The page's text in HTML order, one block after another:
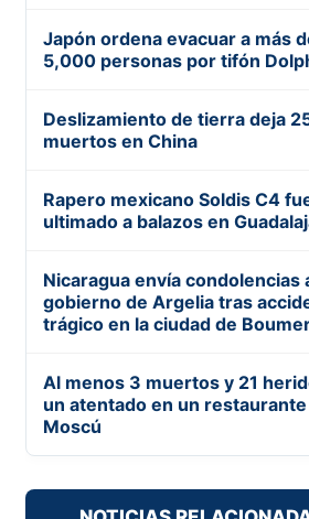
Japón ordena evacuar a más
5,000 personas por tifón
Deslizamiento de tierra deja
muertos en China
Rapero mexicano Soldis C4
ultimado a balazos en
Nicaragua envía condolencias
gobierno de Argelia tras
trágico en la ciudad de
Al menos 3 muertos y 21
un atentado en un
Moscú